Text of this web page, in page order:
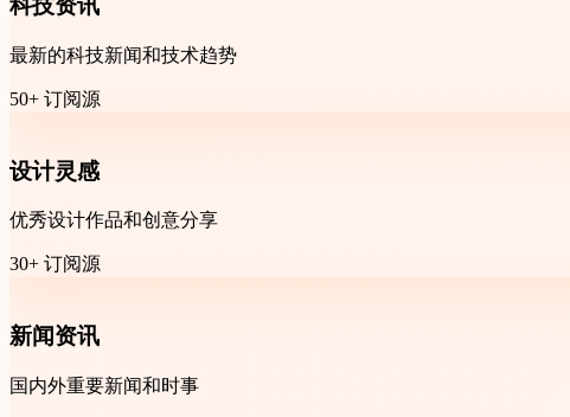
科技资讯
最新的科技新闻和技术趋势
50+ 订阅源
设计灵感
优秀设计作品和创意分享
30+ 订阅源
新闻资讯
国内外重要新闻和时事